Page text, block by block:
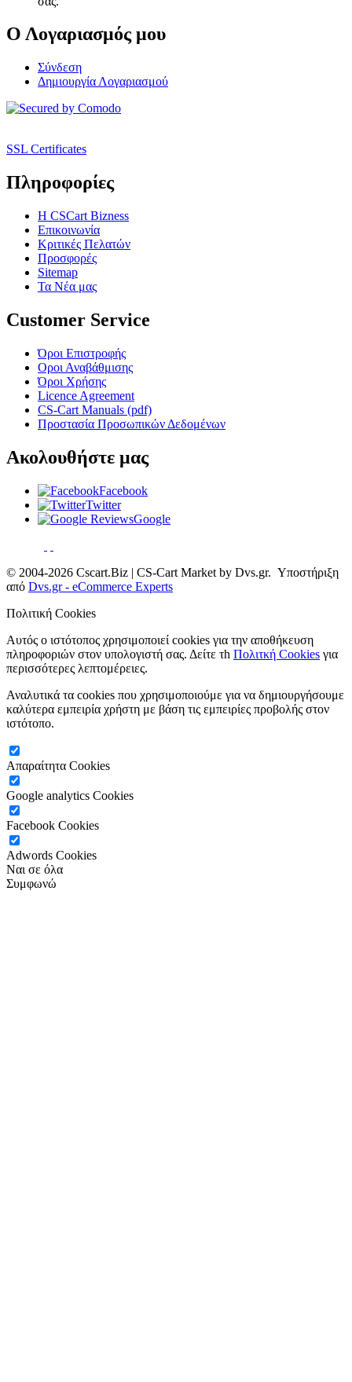
Ο Λογαριασμός μου
Σύνδεση
Δημιουργία Λογαριασμού
SSL Certificates
Πληροφορίες
Η CSCart Bizness
Επικοινωνία
Κριτικές Πελατών
Προσφορές
Sitemap
Τα Νέα μας
Customer Service
Όροι Επιστροφής
Οροι Αναβάθμισης
Όροι Χρήσης
Licence Agreement
CS-Cart Manuals (pdf)
Προστασία Προσωπικών Δεδομένων
Ακολουθήστε μας
Facebook
Twitter
Google
© 2004-2026 Cscart.Biz | CS-Cart Market by Dvs.gr. Υποστήριξη
από Dvs.gr - eCommerce Experts
Πολιτική Cookies
Αυτός ο ιστότοπος χρησιμοποιεί cookies για την αποθήκευση
πληροφοριών στον υπολογιστή σας. Δείτε τh Πολιτκή Cookies για
περισσότερες λεπτομέρειες.
Αναλυτικά τα cookies που χρησιμοποιούμε για να δημιουργήσουμε
καλύτερα εμπειρία χρήστη με βάση τις εμπειρίες προβολής στον
ιστότοπο.
Απαραίτητα Cookies
Google analytics Cookies
Facebook Cookies
Adwords Cookies
Ναι σε όλα
Συμφωνώ